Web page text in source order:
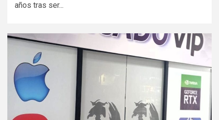
años tras ser...